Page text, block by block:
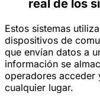
real de los
Estos sistemas
dispositivos de
que envían datos a
información se
operadores acceder
cualquier lugar.